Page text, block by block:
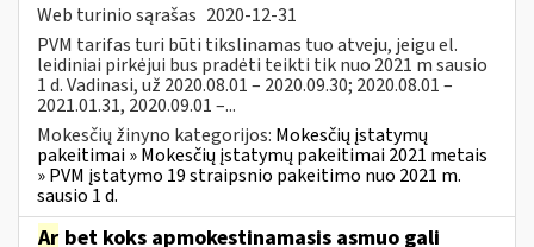
Web turinio sąrašas 2020-12-31
PVM tarifas turi būti tikslinamas tuo atveju, jeigu el.
leidiniai pirkėjui bus pradėti teikti tik nuo 2021 m sausio
1 d. Vadinasi, už 2020.08.01 – 2020.09.30; 2020.08.01 –
2021.01.31, 2020.09.01 –...
Mokesčių žinyno kategorijos: Mokesčių įstatymų
pakeitimai » Mokesčių įstatymų pakeitimai 2021 metais
» PVM įstatymo 19 straipsnio pakeitimo nuo 2021 m.
sausio 1 d.
Ar bet koks apmokestinamasis asmuo gali